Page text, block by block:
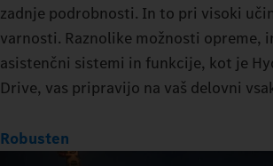
zadnje podrobnosti. In to pri visoki
varnosti. Raznolike možnosti opreme,
asistenčni sistemi in funkcije, kot je
Drive, vas pripravijo na vaš delovni
Robusten